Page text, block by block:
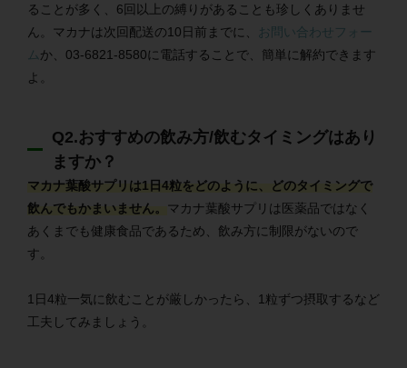
ることが多く、6回以上の縛りがあることも珍しくありませ
ん。マカナは次回配送の10日前までに、
お問い合わせフォー
ムか、03-6821-8580に電話することで、簡単に解約できます
よ。
Q2.おすすめの飲み方/飲むタイミングはあり
ますか？
マカナ葉酸サプリは1日4粒をどのように、どのタイミングで
飲んでもかまいません。 マカナ葉酸サプリは医薬品ではなく
あくまでも健康食品であるため、飲み方に制限がないので
す。
1日4粒一気に飲むことが厳しかったら、1粒ずつ摂取するなど
工夫してみましょう。